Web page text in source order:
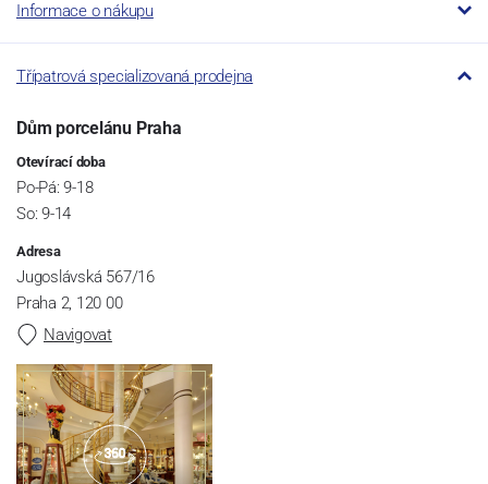
Informace o nákupu
Třípatrová specializovaná prodejna
Dům porcelánu Praha
Otevírací doba
Po-Pá: 9-18
So: 9-14
Adresa
Jugoslávská 567/16
Praha 2, 120 00
Navigovat